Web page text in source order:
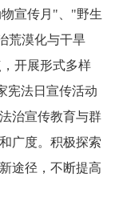
宣传月"、"野生
荒漠化与干旱
开展形式多样
宪法日宣传活动
治宣传教育与群
广度。积极探索
途径，不断提高